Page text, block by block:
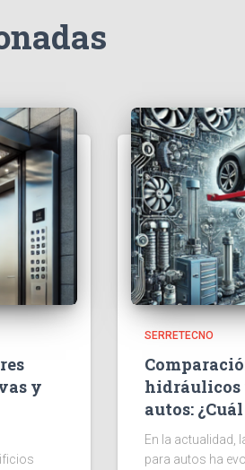
y
SERRETECNO
hidráulicos
autos:
En la actualidad,
para autos ha